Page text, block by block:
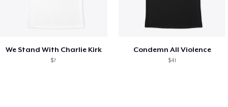
We Stand With Charlie Kirk
$7
Condemn All Violence
$41